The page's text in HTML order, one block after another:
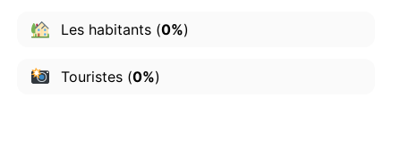
Les habitants(0%)
Touristes(0%)